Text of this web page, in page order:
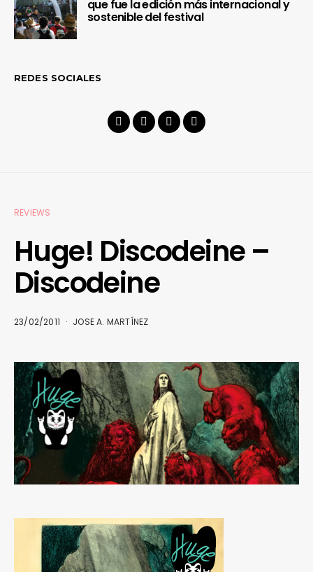
que fue la edición más internacional y
sostenible del festival
REDES SOCIALES
REVIEWS
Huge! Discodeine –
Discodeine
23/02/2011 JOSE A. MARTÍNEZ